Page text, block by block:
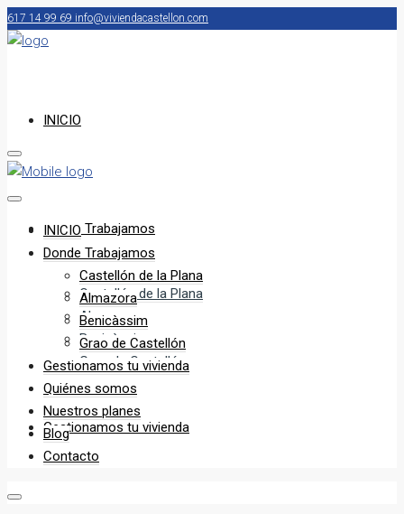
617 14 99 69 info@viviendacastellon.com
INICIO
Donde Trabajamos
Castellón de la Plana
Almazora
Benicàssim
Grao de Castellón
Gestionamos tu vivienda
INICIO
Donde Trabajamos
Castellón de la Plana
Almazora
Benicàssim
Grao de Castellón
Gestionamos tu vivienda
Quiénes somos
Nuestros planes
Blog
Contacto